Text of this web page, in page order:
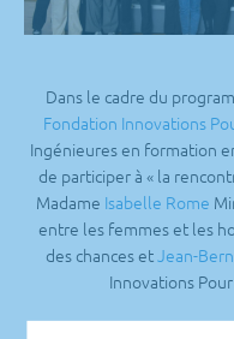
Dans le cadre du
Fondation Innovations
Ingénieures en formation
de participer à « la
Madame Isabelle Rome
entre les femmes et les
des chances etJean-
Innovations